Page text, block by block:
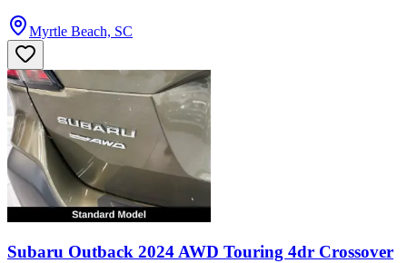
Myrtle Beach, SC
Subaru Outback 2024 AWD Touring 4dr Crossover